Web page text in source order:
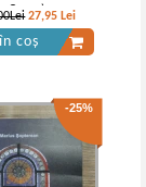
Ornea)
27,95 Lei
coș
-25%